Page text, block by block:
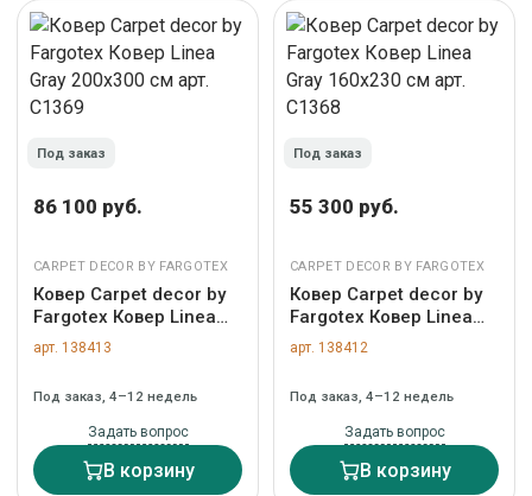
Под заказ
86 100 руб.
CARPET DECOR BY FARGOTEX
Ковер Carpet decor by
Fargotex Ковер Linea
Gray 200х300 см арт.
C1369
арт. 138413
Под заказ, 4–12 недель
Задать вопрос
В корзину
Под заказ
55 300 руб.
CARPET DECOR BY FARGOTEX
Ковер Carpet decor by
Fargotex Ковер Linea
Gray 160х230 см арт.
C1368
арт. 138412
Под заказ, 4–12 недель
Задать вопрос
В корзину